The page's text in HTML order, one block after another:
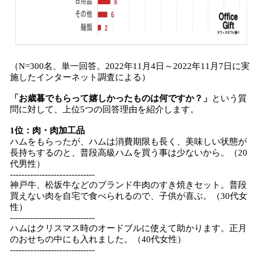
（N=300名、単一回答。2022年11月4日～2022年11月7日に実
施したインターネット調査による）
「お歳暮でもらって嬉しかったものは何ですか？」
という質
問に対して、上位5つの回答理由を紹介します。
1位：肉・肉加工品
ハムをもらったが、ハムは消費期限も長く、美味しい状態が
長持ちするのと、普段高級ハムを買う事は少ないから。（20
代男性）
-----------------------------
神戸牛、松坂牛などのブランド牛肉のすき焼きセット。普段
買えない肉を自宅で食べられるので、子供が喜ぶ。（30代女
性）
-----------------------------
ハムはクリスマス時のオードブルに使えて助かります。正月
のおせちの中にも入れました。（40代女性）
-----------------------------